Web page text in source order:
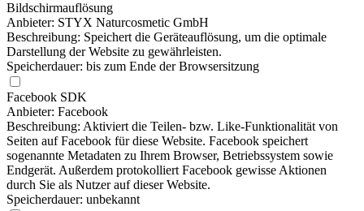
Bildschirmauflösung
Anbieter: STYX Naturcosmetic GmbH
Beschreibung: Speichert die Geräteauflösung, um die optimale
Darstellung der Website zu gewährleisten.
Speicherdauer: bis zum Ende der Browsersitzung
Facebook SDK
Anbieter: Facebook
Beschreibung: Aktiviert die Teilen- bzw. Like-Funktionalität von
Seiten auf Facebook für diese Website. Facebook speichert
sogenannte Metadaten zu Ihrem Browser, Betriebssystem sowie
Endgerät. Außerdem protokolliert Facebook gewisse Aktionen
durch Sie als Nutzer auf dieser Website.
Speicherdauer: unbekannt